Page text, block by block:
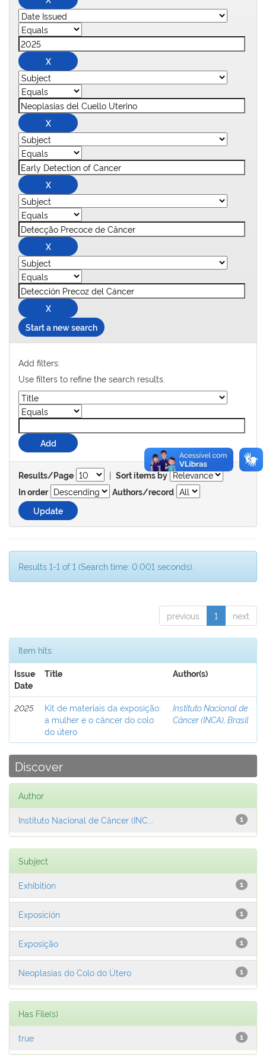
Start a new search
Add filters:
Use filters to refine the search results.
Results/Page | Sort items by
In order
Authors/record
Results 1-1 of 1 (Search time: 0.001 seconds).
previous 1 next
Item hits:
Issue
Date
Title Author(s)
2025
Kit de materiais da exposição:
a mulher e o câncer do colo
do útero
Instituto Nacional de
Câncer (INCA), Brasil
Discover
Author
1
Instituto Nacional de Câncer (INC...
Subject
1
Exhibition
1
Exposición
1
Exposição
1
Neoplasias do Colo do Útero
Has File(s)
1
true